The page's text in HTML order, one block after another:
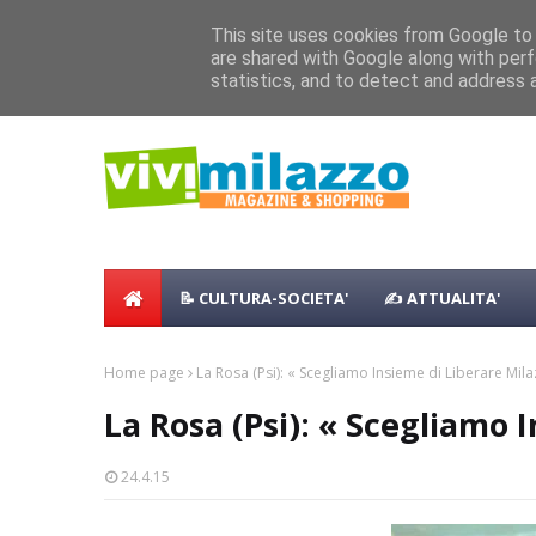
Milazzo 28ª Sagra del Pesce a
Milazzo si prepara alla magia del
📝 CULTURA-SOCIETA' ✍ ATTUALITA'
Home page La Rosa (Psi): « Scegliamo Insieme di Liberare
La Rosa (Psi): «
24.4.15
This site uses cookies from Google
are shared with Google along with
statistics, and to detect and address